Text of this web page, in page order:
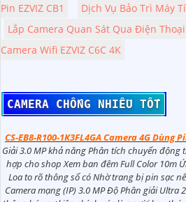
Pin EZVIZ CB1
Dịch Vụ Bảo Trì Máy
Lắp Camera Quan Sát Qua Điện
Camera Wifi EZVIZ C6C 4K
CAMERA CHỐNG NHIỄU TỐT
CS-EB8-R100-1K3FL4GA Camera 4G Dùng
Giải 3.0 MP khả năng Phân tích chuyển
hợp cho shop Xem ban đêm Full Color 10m
Loa to rõ thông số có Nhờ trang bị pin sạc
Camera mạng (IP) 3.0 MP Độ Phân giải